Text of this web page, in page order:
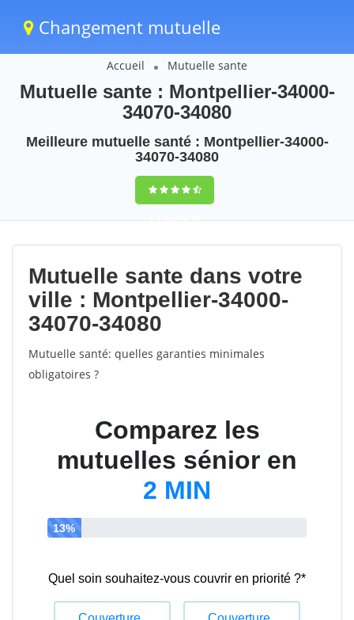
Changement mutuelle
Accueil Mutuelle sante
Mutuelle sante : Montpellier-34000-
34070-34080
Meilleure mutuelle santé : Montpellier-34000-
34070-34080
9,5(100%)45
votes
Mutuelle sante dans votre
ville : Montpellier-34000-
34070-34080
Mutuelle santé: quelles garanties minimales
obligatoires ?